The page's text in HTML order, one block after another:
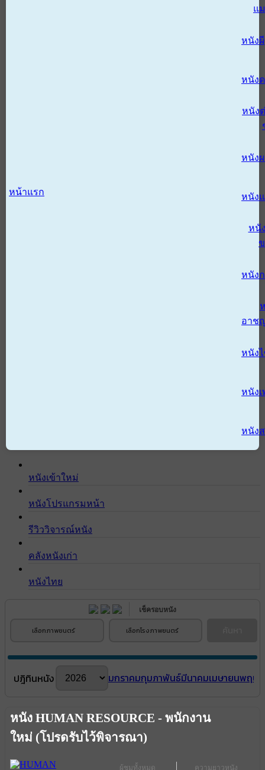
หน้าแรก
แ
หนังผี
หนัง
หนัง
หนัง
หนัง
หนั
หนัง
อาช
หนัง
หนังเ
หนัง
หนังเข้าใหม่
หนังโปรแกรมหน้า
รีวิววิจารณ์หนัง
คลังหนังเก่า
หนังไทย
เช็ครอบหนัง
เลือกภาพยนตร์ เลือกโรงภาพยนตร์
ปฎิทินหนัง มกราคมกุมภาพันธ์มีนาคมเมษายนพฤษ
ผู้ชมทั้งหมด ความยาวหนัง
หนัง HUMAN RESOURCE - พนักงาน
ใหม่ (โปรดรับไว้พิจารณา)